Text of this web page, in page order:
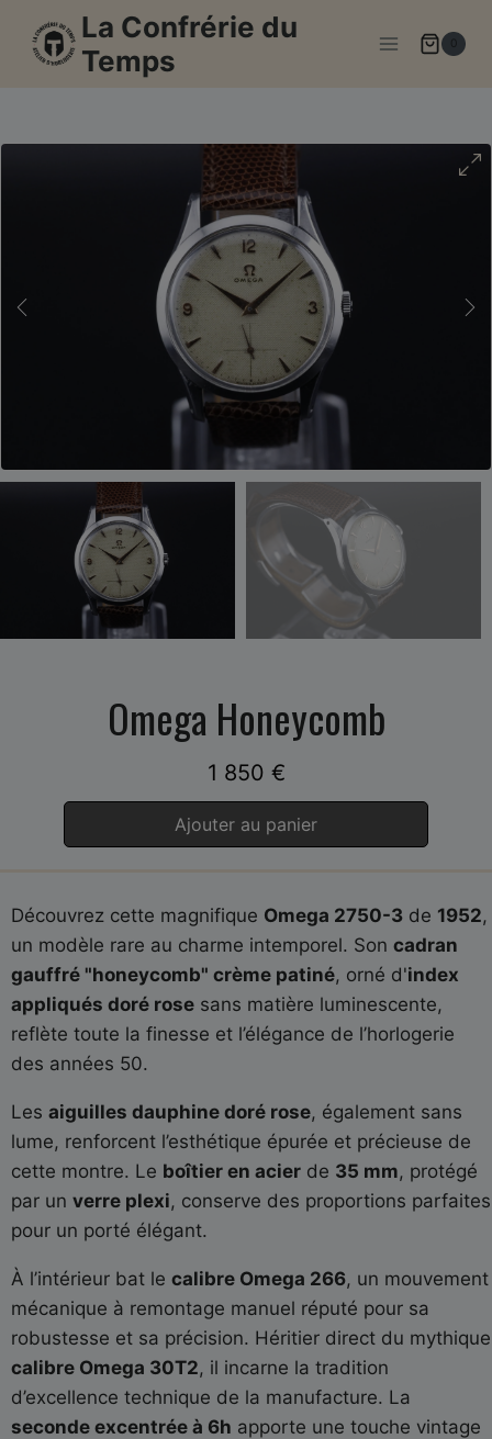
contenu
La Confrérie du
Temps
Omega Honeycomb
1 850 €
Ajouter au panier
Découvrez cette magnifique Omega 2750-3 de 1952,
un modèle rare au charme intemporel. Son cadran
gauffré "honeycomb" crème patiné, orné d'index
appliqués doré rose sans matière luminescente,
reflète toute la finesse et l’élégance de l’horlogerie
des années 50.
Les aiguilles dauphine doré rose, également sans
lume, renforcent l’esthétique épurée et précieuse de
cette montre. Le boîtier en acier de 35 mm, protégé
par un verre plexi, conserve des proportions parfaites
pour un porté élégant.
À l’intérieur bat le calibre Omega 266, un mouvement
mécanique à remontage manuel réputé pour sa
robustesse et sa précision. Héritier direct du mythique
calibre Omega 30T2, il incarne la tradition
d’excellence technique de la manufacture. La
seconde excentrée à 6h apporte une touche vintage